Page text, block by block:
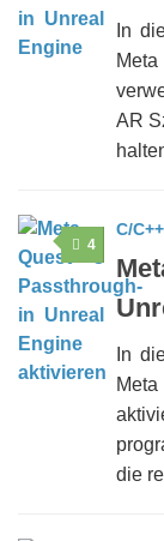
In
AR
4
C/C++
In
die